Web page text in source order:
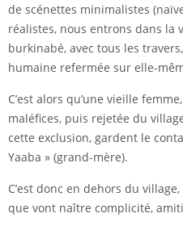
de scénettes minimalistes
réalistes, nous entrons dans la
burkinabé, avec tous les
humaine refermée sur elle-
C’est alors qu’une vieille
maléfices, puis rejetée du
cette exclusion, gardent le
Yaaba » (grand-mère).
C’est donc en dehors du
que vont naître complicité,